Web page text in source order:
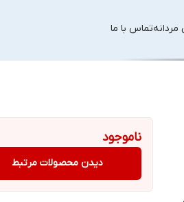
تماس با ما
ناموجود
دیدن محصولات مرتبط